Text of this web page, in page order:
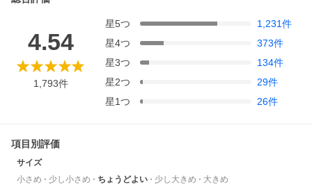
4.54
1,793件
星5つ 1,231件
星4つ 373件
星3つ 134件
星2つ 29件
星1つ 26件
項目別評価
サイズ
小さめ
少し小さめ ちょうどよい 少し大きめ 大きめ